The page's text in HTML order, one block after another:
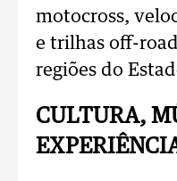
motocross,
e trilhas off-
regiões do
CULTURA,